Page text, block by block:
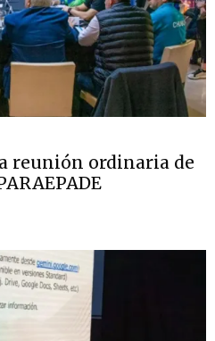
reunión ordinaria de